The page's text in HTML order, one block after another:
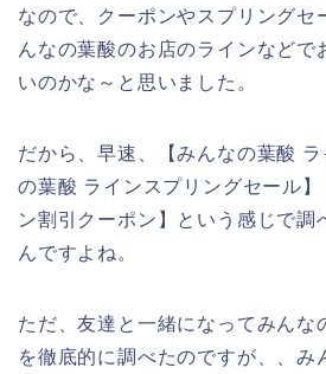
なので、クーポンやスプリングセ
んなの葉酸のお店のラインなどで
いのかな～と思いました。
だから、早速、【みんなの葉酸
の葉酸 ラインスプリングセール
ン割引クーポン】という感じで調
んですよね。
ただ、友達と一緒になってみんな
を徹底的に調べたのですが、、み